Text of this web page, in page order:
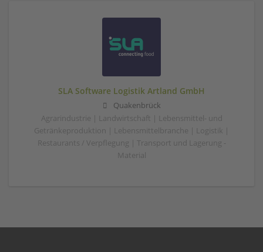
SLA Software Logistik Artland GmbH
Quakenbrück
Agrarindustrie | Landwirtschaft | Lebensmittel- und
Getränkeproduktion | Lebensmittelbranche | Logistik |
Restaurants / Verpflegung | Transport und Lagerung -
Material